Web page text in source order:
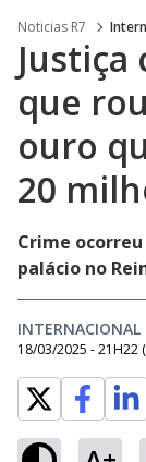
Noticias R7
que
ouro
20
Crime
palácio no
INTERNACIONAL
18/03/2025 - 21H22